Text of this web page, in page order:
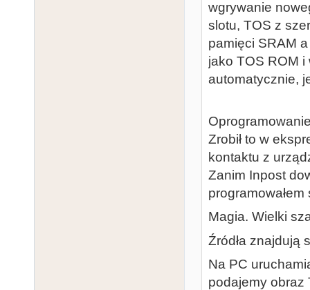
wgrywanie
slotu, TOS z
pamięci SRAM
jako TOS ROM
automatycznie,
Zrobił to w
kontaktu z
Zanim Inpost
Magia. Wielki
Źródła znajdują
Na PC
podajemy obraz